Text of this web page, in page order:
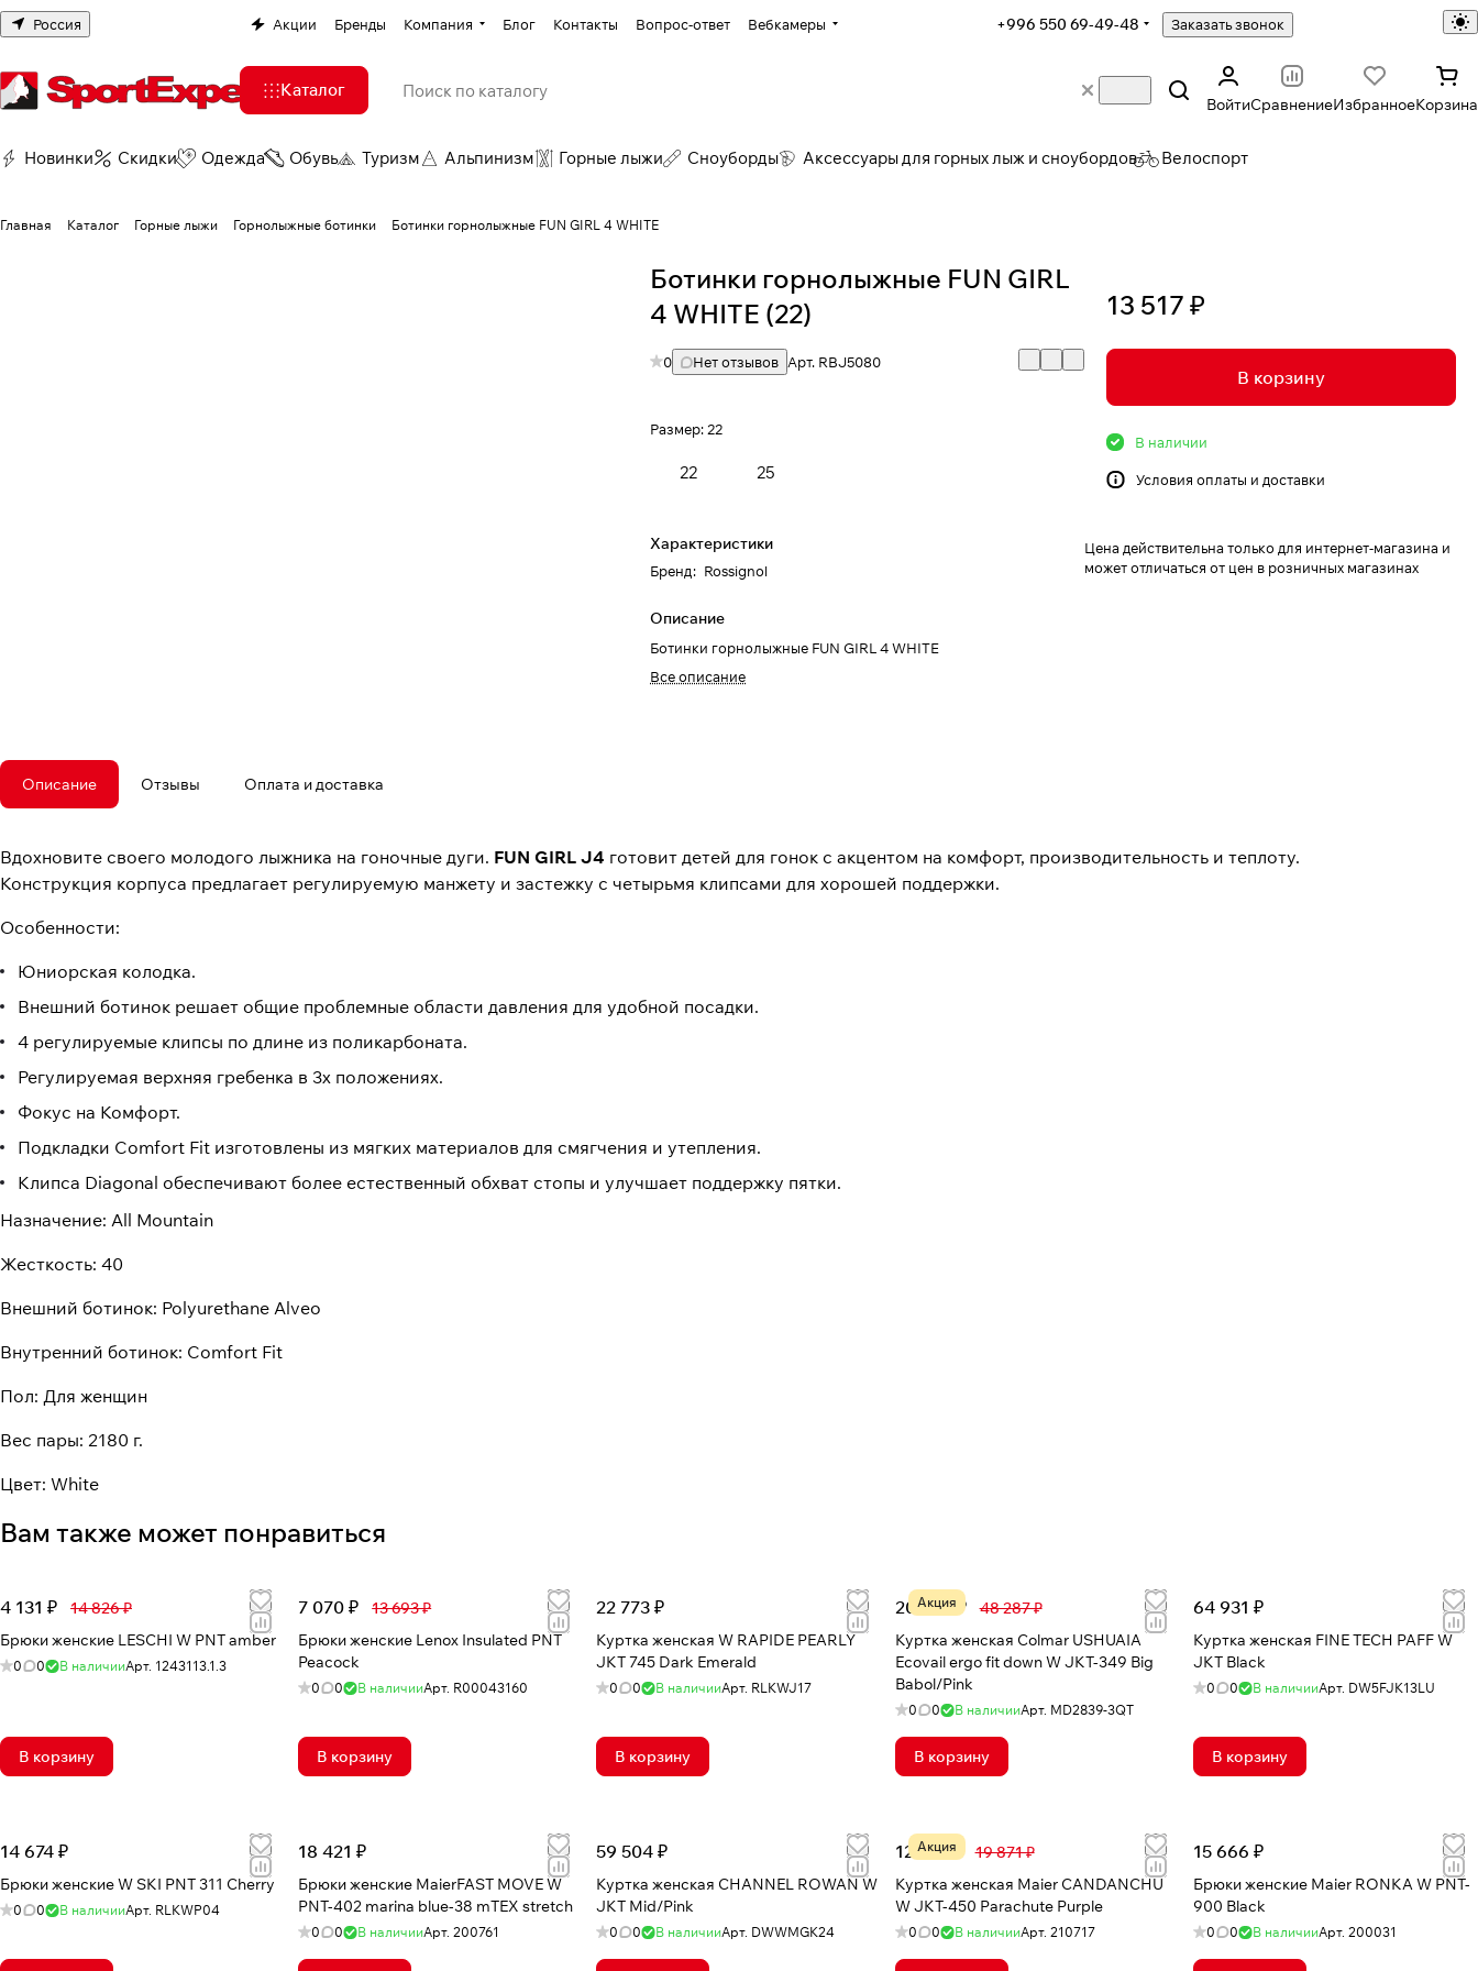
Россия Акции Бренды Компания Блог Контакты Вопрос-ответ Вебкамеры +996 550 69-49-48 Заказать звонок
Каталог
ВойтиСравнениеИзбранноеКорзина
Новинки Скидки Одежда Обувь Туризм Альпинизм Горные лыжи Сноуборды Аксессуары для горных лыж и сноубордов Велоспорт
Главная Каталог Горные лыжи Горнолыжные ботинки Ботинки горнолыжные FUN GIRL 4 WHITE
Ботинки горнолыжные FUN GIRL
4 WHITE (22)
0 Нет отзывов Арт. RBJ5080
Размер:22
22 25
Характеристики
Бренд: Rossignol
Описание
Ботинки горнолыжные FUN GIRL 4 WHITE
Все описание
13 517 ₽
В корзину
В наличии
Условия оплаты и доставки
Цена действительна только для интернет-магазина и
может отличаться от цен в розничных магазинах
Описание Отзывы Оплата и доставка
Вдохновите своего молодого лыжника на гоночные дуги. FUN GIRL J4 готовит детей для гонок с акцентом на комфорт, производительность и теплоту.
Конструкция корпуса предлагает регулируемую манжету и застежку с четырьмя клипсами для хорошей поддержки.
Особенности:
Юниорская колодка.
Внешний ботинок решает общие проблемные области давления для удобной посадки.
4 регулируемые клипсы по длине из поликарбоната.
Регулируемая верхняя гребенка в 3х положениях.
Фокус на Комфорт.
Подкладки Comfort Fit изготовлены из мягких материалов для смягчения и утепления.
Клипса Diagonal обеспечивают более естественный обхват стопы и улучшает поддержку пятки.
Назначение: All Mountain
Жесткость: 40
Внешний ботинок: Polyurethane Alveo
Внутренний ботинок: Comfort Fit
Пол: Для женщин
Вес пары: 2180 г.
Цвет: White
Вам также может понравиться
4 131 ₽
14 826 ₽
Брюки женские LESCHI W PNT amber
0 0 В наличииАрт. 1243113.1.3
В корзину
7 070 ₽
13 693 ₽
Брюки женские Lenox Insulated PNT
Peacock
0 0 В наличииАрт. R00043160
В корзину
22 773 ₽
Куртка женская W RAPIDE PEARLY
JKT 745 Dark Emerald
0 0 В наличииАрт. RLKWJ17
В корзину
Акция
20 842 ₽
48 287 ₽
Куртка женская Colmar USHUAIA
Ecovail ergo fit down W JKT-349 Big
Babol/Pink
0 0 В наличииАрт. MD2839-3QT
В корзину
64 931 ₽
Куртка женская FINE TECH PAFF W
JKT Black
0 0 В наличииАрт. DW5FJK13LU
В корзину
14 674 ₽
Брюки женские W SKI PNT 311 Cherry
0 0 В наличииАрт. RLKWP04
18 421 ₽
Брюки женские MaierFAST MOVE W
PNT-402 marina blue-38 mTEX stretch
0 0 В наличииАрт.200761
59 504 ₽
Куртка женская CHANNEL ROWAN W
JKT Mid/Pink
0 0 В наличииАрт. DWWMGK24
Акция
12 170 ₽
19 871 ₽
Куртка женская Maier CANDANCHU
W JKT-450 Parachute Purple
0 0 В наличииАрт. 210717
15 666 ₽
Брюки женские Maier RONKA W PNT-
900 Black
0 0 В наличииАрт. 200031